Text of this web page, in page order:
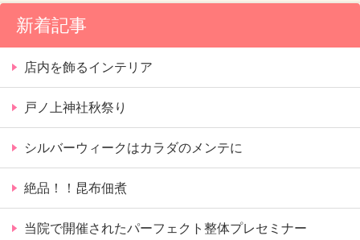
新着記事
店内を飾るインテリア
戸ノ上神社秋祭り
シルバーウィークはカラダのメンテに
絶品！！昆布佃煮
当院で開催されたパーフェクト整体プレセミナー